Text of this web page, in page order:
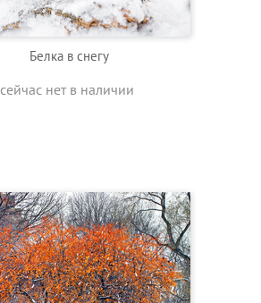
Белка в снегу
сейчас нет в наличии